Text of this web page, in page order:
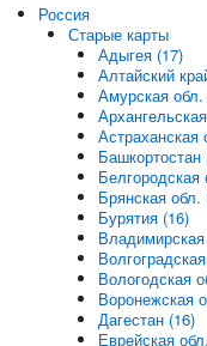
Россия
Старые карты
Адыгея (17)
Алтайский
Амурская обл.
Астраханская
Белгородская
Брянская обл.
Бурятия (16)
Вологодская
Воронежская
Дагестан (16)
Еврейская